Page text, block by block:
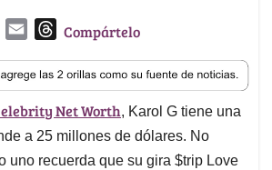
n
a
i
l
T
r
e
a
d
s
Compártelo
Net Worth, Karol G tiene una
a 25 millones de dólares. No
uno recuerda que su gira $trip Love